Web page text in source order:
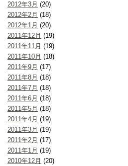
2012年3月 (20)
2012年2月 (18)
2012年1月 (20)
2011年12月 (19)
2011年11月 (19)
2011年10月 (18)
2011年9月 (17)
2011年8月 (18)
2011年7月 (18)
2011年6月 (18)
2011年5月 (18)
2011年4月 (19)
2011年3月 (19)
2011年2月 (17)
2011年1月 (19)
2010年12月 (20)